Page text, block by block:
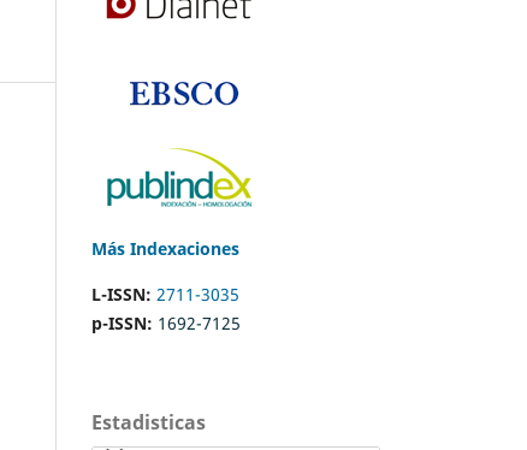
Más Indexaciones
L-ISSN: 2711-3035
p-ISSN: 1692-7125
Estadisticas